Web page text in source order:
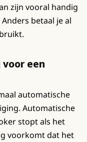
zijn vooral handig
betaal je al
een
automatische
Automatische
stopt als het
voorkomt dat het